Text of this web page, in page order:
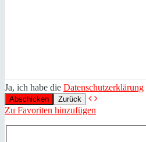
Ja, ich habe die Datenschutzerklärung
Zurück
Zu Favoriten hinzufügen